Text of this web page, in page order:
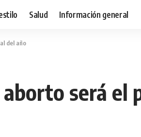
Salud Información general
del año
será el